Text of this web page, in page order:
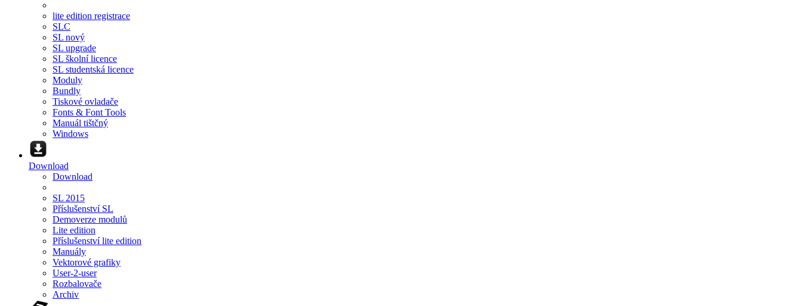
lite edition registrace
SLC
SL nový
SL upgrade
SL školní licence
SL studentská licence
Moduly
Bundly
Tiskové ovladače
Fonts & Font Tools
Manuál tištčný
Windows
Download
Download
SL 2015
Příslušenství SL
Demoverze modulů
Lite edition
Příslušenství lite edition
Manuály
Vektorové grafiky
User-2-user
Rozbalovače
Archiv